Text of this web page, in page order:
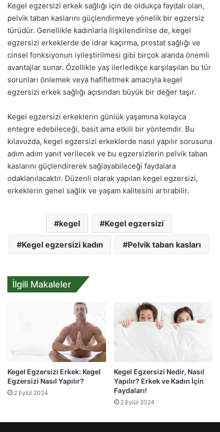
Kegel egzersizi erkek sağlığı için de oldukça faydalı olan,
pelvik taban kaslarını güçlendirmeye yönelik bir egzersiz
türüdür. Genellikle kadınlarla ilişkilendirilse de, kegel
egzersizi erkeklerde de idrar kaçırma, prostat sağlığı ve
cinsel fonksiyonun iyileştirilmesi gibi birçok alanda önemli
avantajlar sunar. Özellikle yaş ilerledikçe karşılaşılan bu tür
sorunları önlemek veya hafifletmek amacıyla kegel
egzersizi erkek sağlığı açısından büyük bir değer taşır.
Kegel egzersizi erkeklerin günlük yaşamına kolayca
entegre edebileceği, basit ama etkili bir yöntemdir. Bu
kılavuzda, kegel egzersizi erkeklerde nasıl yapılır sorusuna
adım adım yanıt verilecek ve bu egzersizlerin pelvik taban
kaslarını güçlendirerek sağlayabileceği faydalara
odaklanılacaktır. Düzenli olarak yapılan kegel egzersizi,
erkeklerin genel sağlık ve yaşam kalitesini artırabilir.
kegel Kegel egzersizi
Kegel egzersizi kadın Pelvik taban kasları
İlgili Makaleler
Kegel Egzersizi Erkek: Kegel
Egzersizi Nasıl Yapılır?
2 Eylül 2024
Kegel Egzersizi Nedir, Nasıl
Yapılır? Erkek ve Kadın İçin
Faydaları!
2 Eylül 2024